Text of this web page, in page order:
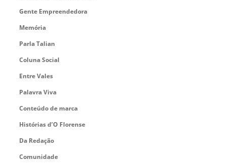
Gente Empreendedora
Memória
Parla Talian
Coluna Social
Entre Vales
Palavra Viva
Conteúdo de marca
Histórias d’O Florense
Da Redação
Comunidade